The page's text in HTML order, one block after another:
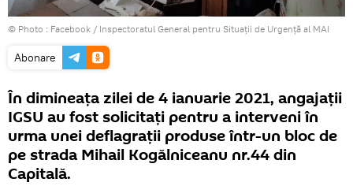
© Photo : Facebook / Inspectoratul General pentru Situații de Urgență al MAI
Abonare
În dimineața zilei de 4 ianuarie 2021, angajații
IGSU au fost solicitați pentru a interveni în
urma unei deflagrații produse într-un bloc de
pe strada Mihail Kogălniceanu nr.44 din
Capitală.